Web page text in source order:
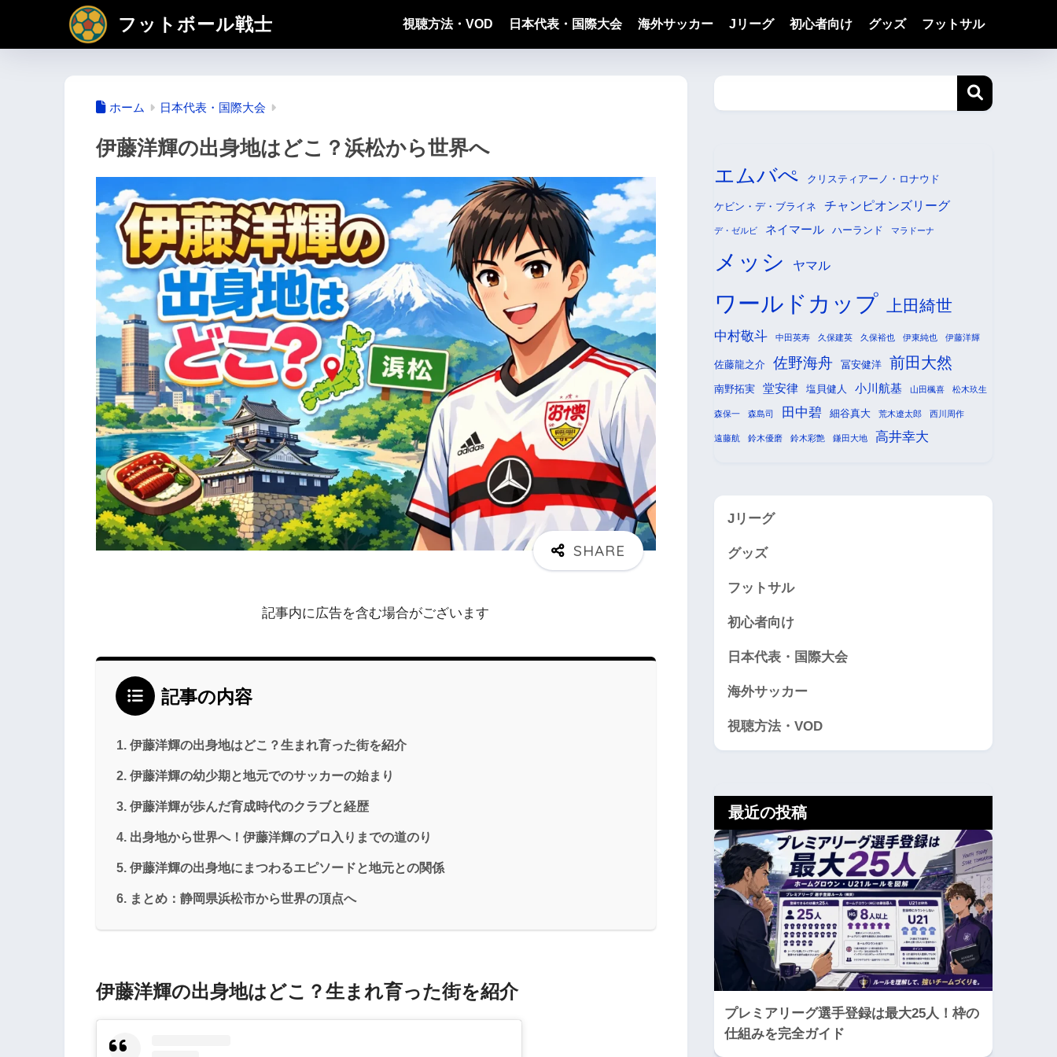
フットボール戦士 視聴方法・VOD 日本代表・国際大会 海外サッカー Jリーグ 初心者向け グッズ フットサル
ホーム 日本代表・国際大会
伊藤洋輝の出身地はどこ？浜松から世界へ
記事内に広告を含む場合がございます
記事の内容
伊藤洋輝の出身地はどこ？生まれ育った街を紹介
伊藤洋輝の幼少期と地元でのサッカーの始まり
伊藤洋輝が歩んだ育成時代のクラブと経歴
出身地から世界へ！伊藤洋輝のプロ入りまでの道のり
伊藤洋輝の出身地にまつわるエピソードと地元との関係
まとめ：静岡県浜松市から世界の頂点へ
伊藤洋輝の出身地はどこ？生まれ育った街を紹介
エムバぺ クリスティアーノ・ロナウド
ケビン・デ・ブライネ チャンピオンズリーグ
デ・ゼルビ ネイマール ハーランド マラドーナ
メッシ ヤマル
ワールドカップ 上田綺世
中村敬斗 中田英寿 久保建英 久保裕也 伊東純也 伊藤洋輝
佐藤龍之介 佐野海舟 冨安健洋 前田大然
南野拓実 堂安律 塩貝健人 小川航基 山田楓喜 松木玖生
森保一 森島司 田中碧 細谷真大 荒木遼太郎 西川周作
遠藤航 鈴木優磨 鈴木彩艶 鎌田大地 高井幸大
Jリーグ
グッズ
フットサル
初心者向け
日本代表・国際大会
海外サッカー
視聴方法・VOD
最近の投稿
プレミアリーグ選手登録は最大25人！枠の
仕組みを完全ガイド